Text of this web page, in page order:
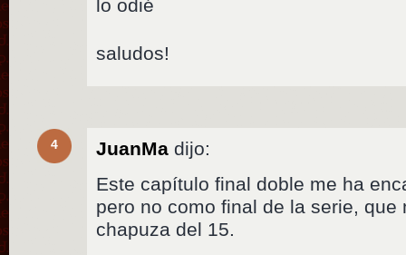
lo odié
saludos!
4 JuanMa dijo:
Este capítulo final doble me ha
pero no como final de la serie, que
chapuza del 15.